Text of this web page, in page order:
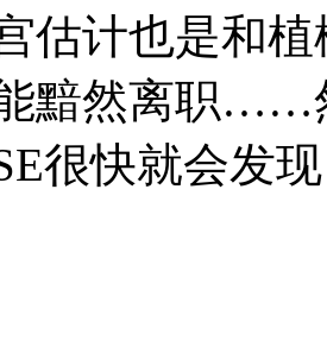
估计也是和
黯然离职……
很快就会发